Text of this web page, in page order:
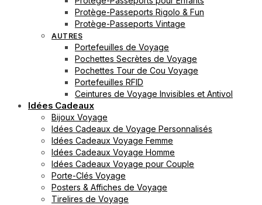
Protège-Passeports Rigolo & Fun
Protège-Passeports Vintage
AUTRES
Portefeuilles de Voyage
Pochettes Secrètes de Voyage
Pochettes Tour de Cou Voyage
Portefeuilles RFID
Ceintures de Voyage Invisibles et Antivol
Idées Cadeaux
Bijoux Voyage
Idées Cadeaux de Voyage Personnalisés
Idées Cadeaux Voyage Femme
Idées Cadeaux Voyage Homme
Idées Cadeaux Voyage pour Couple
Porte-Clés Voyage
Posters & Affiches de Voyage
Tirelires de Voyage